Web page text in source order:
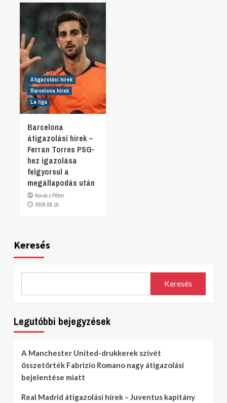
Átigazolási hírek
Barcelona hírek
La liga
Barcelona
átigazolási hírek –
Ferran Torres PSG-
hez igazolása
felgyorsul a
megállapodás után
Kovács Péter
2026.08.10.
Keresés
Keresés
Legutóbbi bejegyzések
A Manchester United-drukkerek szívét
összetörték Fabrizio Romano nagy átigazolási
bejelentése miatt
Real Madrid átigazolási hírek – Juventus kapitány